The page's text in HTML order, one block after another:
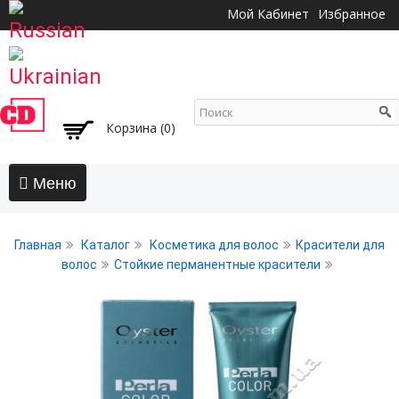
основному
Мой Кабинет Избранное
Корзина (0)
АКЦИИ
Бальзамы и кондиционеры
Безсульфатный уход
Воски, пасты, глина, помады для волос
Гели для волос
Главная Каталог Косметика для волос
Красители для
волос
Стойкие перманентные красители